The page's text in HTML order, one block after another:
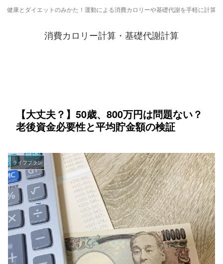
健康とダイエットのみかた！運動による消費カロリーや基礎代謝を手軽に計算
消費カロリー計算・基礎代謝計算
【大丈夫？】50歳、800万円は問題ない？
老後資金必要性と平均貯金額の検証
ライフプラン